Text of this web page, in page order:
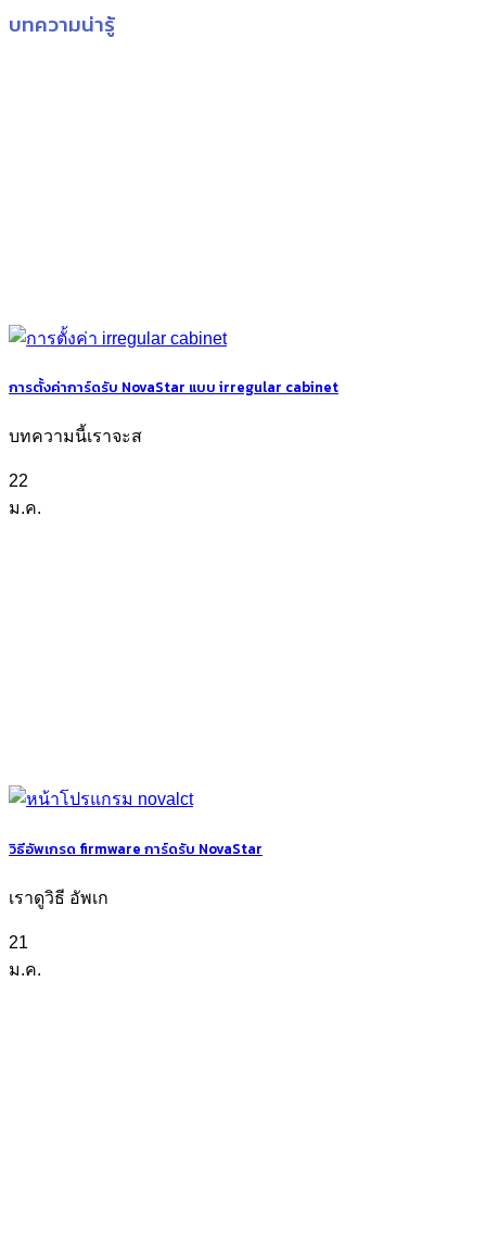
บทความน่ารู้
การตั้งค่าการ์ดรับ NovaStar แบบ irregular cabinet
บทความนี้เราจะส
22
ม.ค.
วิธีอัพเกรด firmware การ์ดรับ NovaStar
เราดูวิธี อัพเก
21
ม.ค.